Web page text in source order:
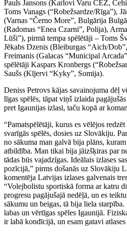
Pauls Jansons (Karlovi Varu ČEZ,
Toms Vanags (“Robežsardze/Rīga”),
(Varnas “Černo More”, Bulgārija
(Radomas “Enea Czarni”, Polija),
Lūši”), pirmā tempa spēlētāji – Toms
Jēkabs Dzenis (Bleiburgas “Aich/
Freimanis (Galacas “Municipal
spēlētāji Kaspars Kronbergs
Saušs (Kījervi “Kyky”, Somija).
Deniss Petrovs kājas savainojuma dēļ
līgas spēlēs, tāpat viņš izlaida
pret Igaunijas izlasi, taču kopā ar
“Pamatspēlētāji, kurus es vēlējos
svarīgās spēlēs, dosies uz Slovākiju.
no sākuma man galvā bija plāns,
atbildība. Man tikai bija jāizšķiras par
tādas būs vajadzīgas. Ideālais izlases
pozīcijā,” pirms došanās uz Slovākiju
komentēja Latvijas izlases galvenais
“Volejbolistu sportiskā forma ar katru
progresu pagājušajā nedēļā, un es
sākumu un beigas, tā bija liela
labas un vērtīgas spēles Igaunijā.
ir labā kondīcijā, un esam gatavi